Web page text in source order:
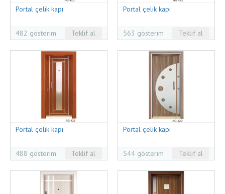
Portal çelik kapı
482 gösterim Teklif al
Portal çelik kapı
563 gösterim Teklif al
Portal çelik kapı
488 gösterim Teklif al
Portal çelik kapı
544 gösterim Teklif al